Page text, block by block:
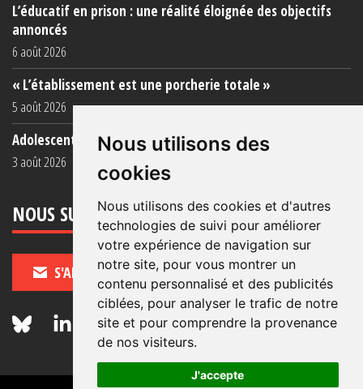
Nous utilisons des
cookies
Nous utilisons des cookies et d'autres
technologies de suivi pour améliorer
votre expérience de navigation sur
notre site, pour vous montrer un
contenu personnalisé et des publicités
ciblées, pour analyser le trafic de notre
site et pour comprendre la provenance
de nos visiteurs.
J'accepte
L’éducatif en prison : une réalité éloignée des objectifs
annoncés
6 août 2026
« L’établissement est une porcherie totale »
5 août 2026
Adolescent·es incarcéré·es : une faillite collective
3 août 2026
NOUS SUIVRE
S'ABONNER